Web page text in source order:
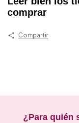
comprar
Compartir
¿Para quién